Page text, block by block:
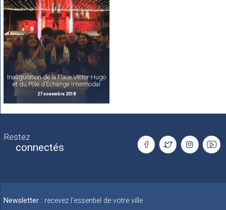
Inauguration de la Place Victor-Hugo
et du Pôle d’Échange Intermodal
27 novembre 2018
Restez
connectés
Newsletter : recevez l'essentiel de votre ville